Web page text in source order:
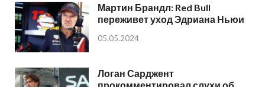
Мартин Брандл: Red Bull
переживет уход Эдриана Ньюи
05.05.2024
Логан Сарджент